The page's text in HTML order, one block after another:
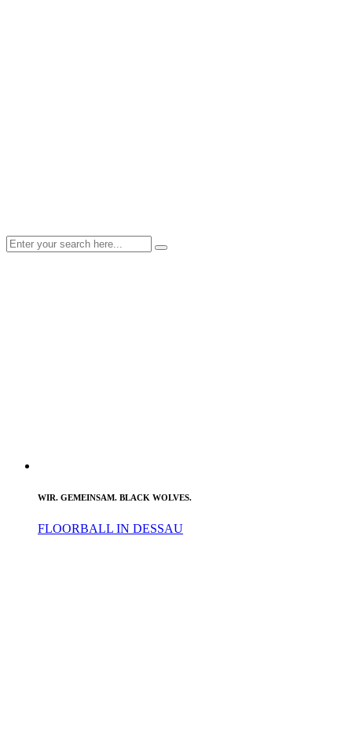
WIR. GEMEINSAM. BLACK WOLVES.
FLOORBALL IN DESSAU